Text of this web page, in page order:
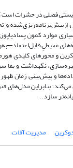
فصلی در حشرات است
و
موارد کمون
محیطیِ
و محورهای کلیدی
نگهداشت و بقا
و پیش‌بینی زمان
بنابراین مدل‌های
سازد..
مدیریت آفات